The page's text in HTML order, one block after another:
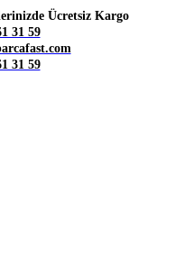
Ücretsiz Kargo
31 59
31 59